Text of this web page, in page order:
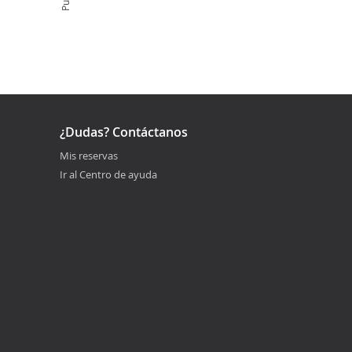
¿Dudas? Contáctanos
Mis reservas
Ir al Centro de ayuda